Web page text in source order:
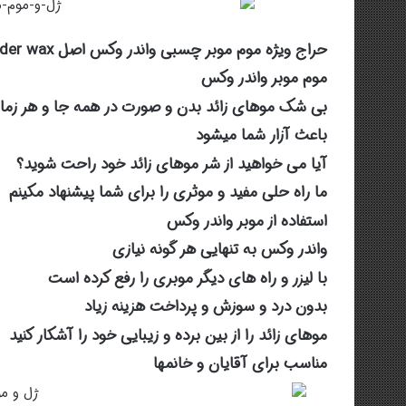
حراج ویژه موم موبر چسبی واندر وکس اصل wonder wax با ارزانترین قیمت و با بهترین کیفیت
موم موبر واندر وکس
بی شک موهای زائد بدن و صورت در همه جا و هر
باعث آزار شما میشود
آیا می خواهید از شر موهای زائد خود راحت شوید؟
ما راه حلی مفید و موثری را برای شما پیشنهاد مکینم
استفاده از موبر واندر وکس
واندر وکس به تنهایی هر گونه نیازی
با لیزر و راه های دیگر موبری را رفع کرده است
بدون درد و سوزش و پرداخت هزینه زیاد
موهای زائد را از بین برده و زیبایی خود را آشکار کنید
مناسب برای آقایان و خانمها